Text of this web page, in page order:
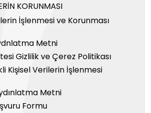
KORUNMASI
İşlenmesi ve Korunması
Metni
Gizlilik ve Çerez Politikası
Kişisel Verilerin İşlenmesi
Metni
Formu